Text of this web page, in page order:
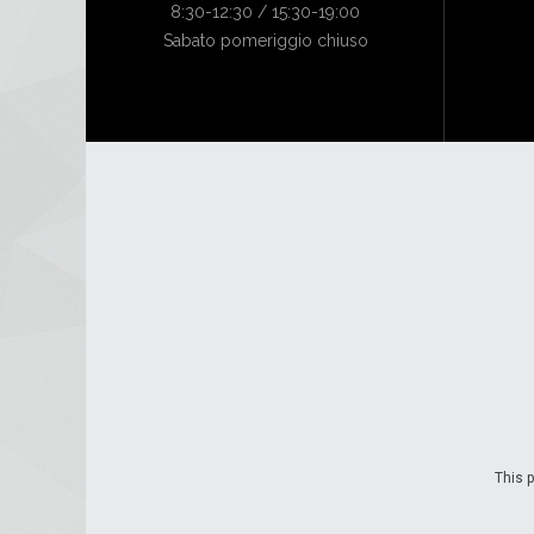
8:30-12:30 / 15:30-19:00
Sabato pomeriggio chiuso
This